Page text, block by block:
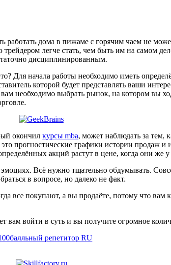
дома в пижаме с горячим чаем не
легче стать, чем быть им на самом
дисциплинированным.
Для начала работы необходимо иметь
которой будет представлять ваши
необходимо выбрать рынок, на котором вы
окончил курсы mba, может наблюдать за тем,
прогностические графики истории продаж и
акций растут в цене, когда они же
Всё нужно тщательно обдумывать.
в вопросе, но далеко не факт.
все покупают, а вы продаёте, потому что вам
вам войти в суть и вы получите огромное